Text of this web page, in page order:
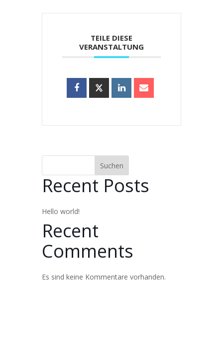
TEILE DIESE
VERANSTALTUNG
Suchen
Recent Posts
Hello world!
Recent
Comments
Es sind keine Kommentare vorhanden.